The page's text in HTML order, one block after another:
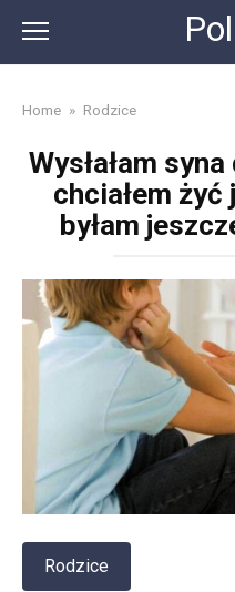
content
Home » Rodzice
Wysłałam
chciałem
byłam
Rodzice